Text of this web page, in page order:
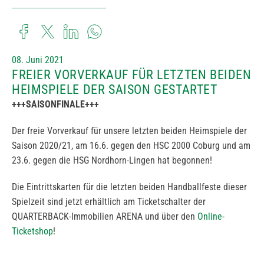
08. Juni 2021
FREIER VORVERKAUF FÜR LETZTEN BEIDEN
HEIMSPIELE DER SAISON GESTARTET
+++SAISONFINALE+++
Der freie Vorverkauf für unsere letzten beiden Heimspiele der
Saison 2020/21, am 16.6. gegen den HSC 2000 Coburg und am
23.6. gegen die HSG Nordhorn-Lingen hat begonnen!
Die Eintrittskarten für die letzten beiden Handballfeste dieser
Spielzeit sind jetzt erhältlich am Ticketschalter der
QUARTERBACK-Immobilien ARENA und über den Online-
Ticketshop!